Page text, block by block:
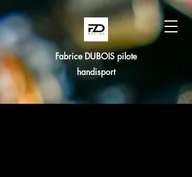
Fabrice DUBOIS pilote
handisport